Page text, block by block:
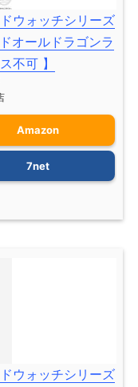
ウォッチシリーズ
オールドラゴンラ
不可 】
Amazon
7net
ウォッチシリーズ